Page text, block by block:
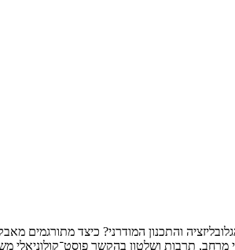
והתכנון המודרני? כיצד מתורגמים
מרחב, תרבות ושלטון בהקשר פוסט־קולוניאלי